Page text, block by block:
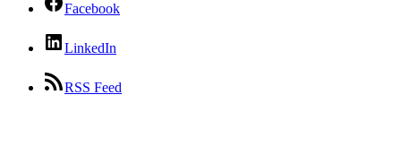
Facebook
LinkedIn
RSS Feed